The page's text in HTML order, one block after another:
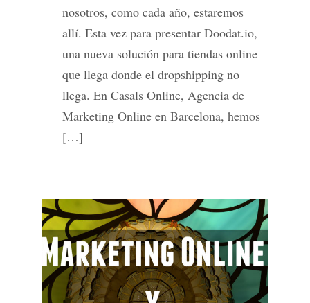
nosotros, como cada año, estaremos
allí. Esta vez para presentar Doodat.io,
una nueva solución para tiendas online
que llega donde el dropshipping no
llega. En Casals Online, Agencia de
Marketing Online en Barcelona, hemos
[…]